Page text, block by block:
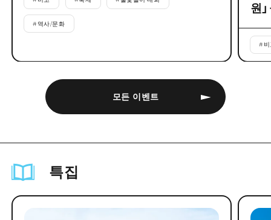
모든 이벤트
# 역사/문화
원
#
특집